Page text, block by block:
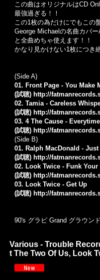
この曲はオリジナルはCD
最強過ぎる！！
この1枚の為だけにでもこの
George Michaelの名曲カバ
と全曲めちゃ使えます！！
かなり見かけない1枚につき
(Side A)
01. Front Page - You Make
(試聴) http://
02. Tamia - Careless
(試聴) http://
03. 4 The Cause -
(試聴) http://
(Side B)
01. Ralph MacDonald -
(試聴) http://
02. Look Twice - Funk
(試聴) http://
03. Look Twice - Get Up
(試聴) http://
90's グラビ Grand グラウン
Various - Trouble
t The Two Of Us, Look